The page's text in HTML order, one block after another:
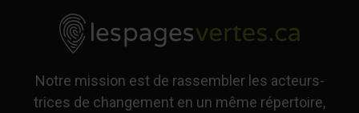
Notre mission est de rassembler les acteurs-
trices de changement en un même répertoire,